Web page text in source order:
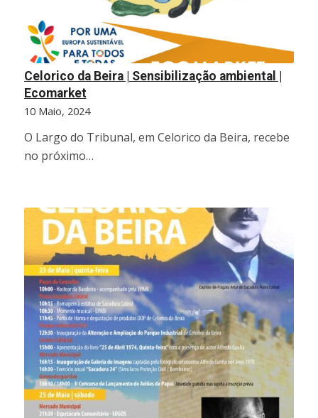
Celorico da Beira | Sensibilização ambiental |
Ecomarket
10 Maio, 2024
O Largo do Tribunal, em Celorico da Beira, recebe
no próximo…